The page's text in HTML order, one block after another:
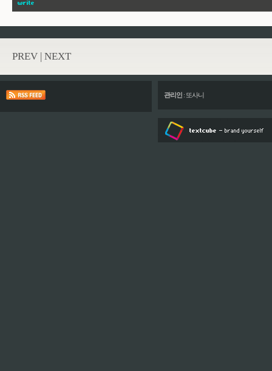
PREV | NEXT
관리인 : 또사니